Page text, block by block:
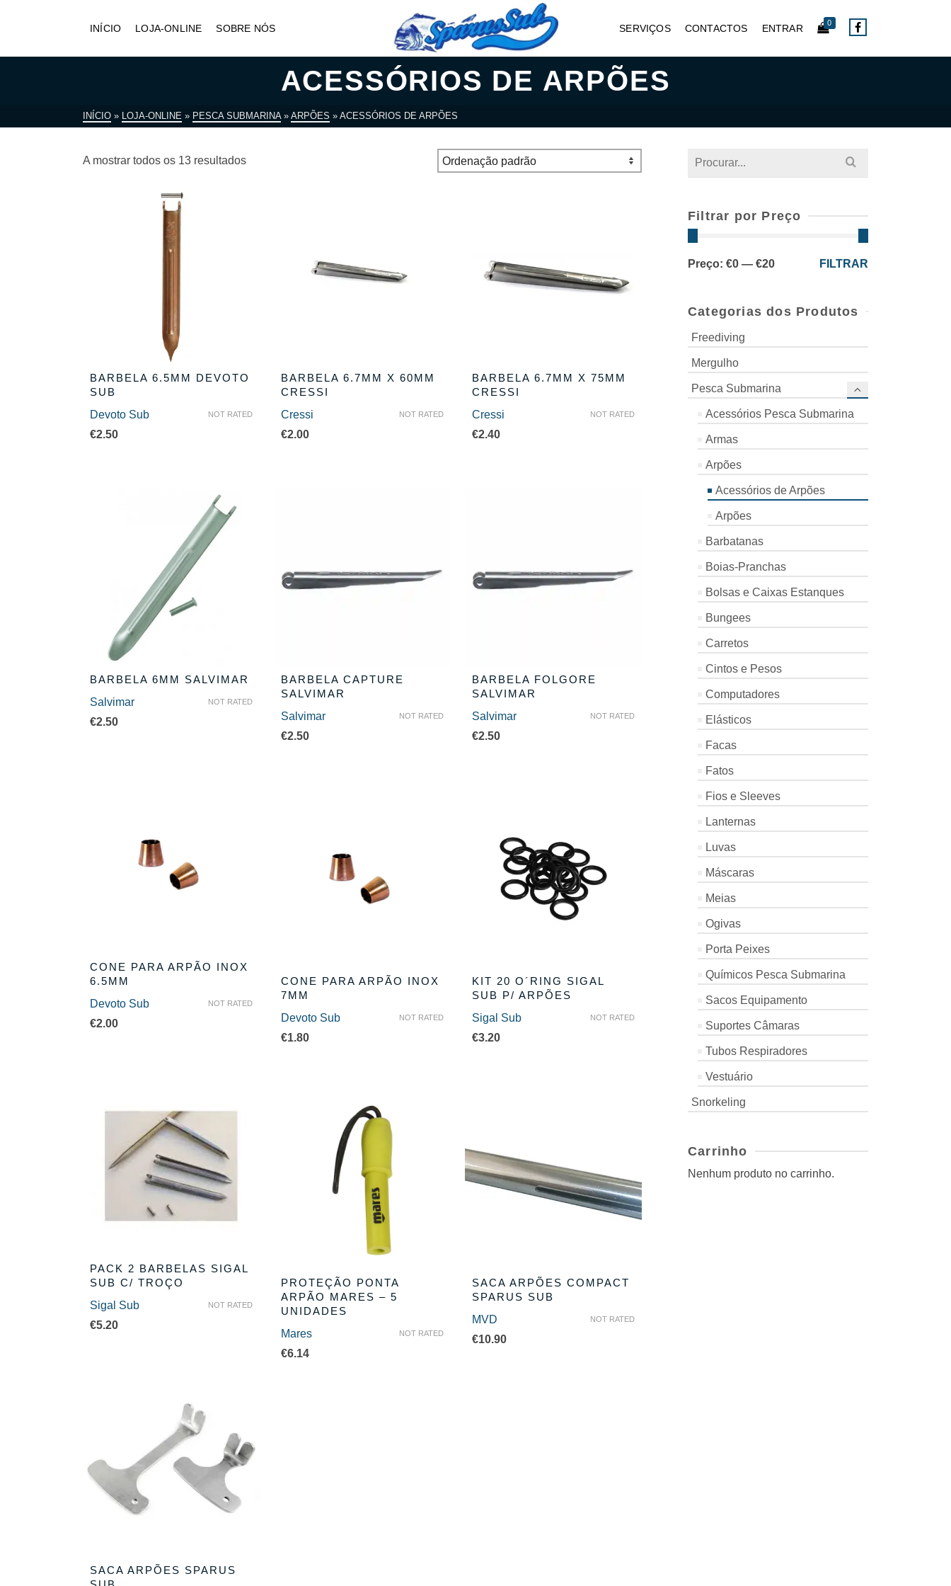
INÍCIO LOJA-ONLINE SOBRE NÓS SERVIÇOS CONTACTOS ENTRAR 0
ACESSÓRIOS DE ARPÕES
INÍCIO » LOJA-ONLINE » PESCA SUBMARINA » ARPÕES » ACESSÓRIOS DE ARPÕES
A mostrar todos os 13 resultados
BARBELA 6.5MM DEVOTO
SUB
NOT RATED
Devoto Sub
€2.50
BARBELA 6.7MM X 60MM
CRESSI
NOT RATED
Cressi
€2.00
BARBELA 6.7MM X 75MM
CRESSI
NOT RATED
Cressi
€2.40
BARBELA 6MM SALVIMAR
NOT RATED
Salvimar
€2.50
BARBELA CAPTURE
SALVIMAR
NOT RATED
Salvimar
€2.50
BARBELA FOLGORE
SALVIMAR
NOT RATED
Salvimar
€2.50
CONE PARA ARPÃO INOX
6.5MM
NOT RATED
Devoto Sub
€2.00
CONE PARA ARPÃO INOX
7MM
NOT RATED
Devoto Sub
€1.80
KIT 20 O´RING SIGAL
SUB P/ ARPÕES
NOT RATED
Sigal Sub
€3.20
PACK 2 BARBELAS SIGAL
SUB C/ TROÇO
NOT RATED
Sigal Sub
€5.20
PROTEÇÃO PONTA
ARPÃO MARES – 5
UNIDADES
NOT RATED
Mares
€6.14
SACA ARPÕES COMPACT
SPARUS SUB
NOT RATED
MVD
€10.90
SACA ARPÕES SPARUS
Search
Filtrar por Preço
Preço
Preço
FILTRAR
Preço: €0 — €20
Categorias dos Produtos
Freediving
Mergulho
Pesca Submarina
Acessórios Pesca Submarina
Armas
Arpões
Acessórios de Arpões
Arpões
Barbatanas
Boias-Pranchas
Bolsas e Caixas Estanques
Bungees
Carretos
Cintos e Pesos
Computadores
Elásticos
Facas
Fatos
Fios e Sleeves
Lanternas
Luvas
Máscaras
Meias
Ogivas
Porta Peixes
Químicos Pesca Submarina
Sacos Equipamento
Suportes Câmaras
Tubos Respiradores
Vestuário
Snorkeling
Carrinho
Nenhum produto no carrinho.